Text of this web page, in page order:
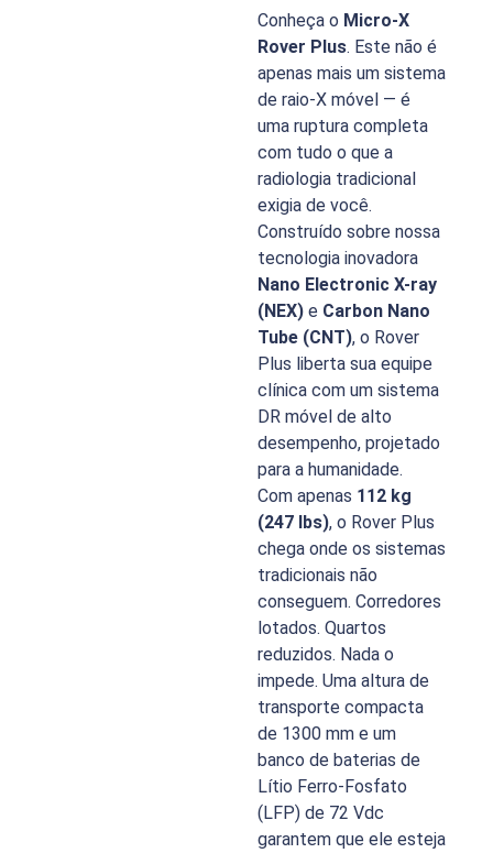
Conheça o Micro-X
Rover Plus. Este não é
apenas mais um sistema
de raio-X móvel — é
uma ruptura completa
com tudo o que a
radiologia tradicional
exigia de você.
Construído sobre nossa
tecnologia inovadora
Nano Electronic X-ray
(NEX) e Carbon Nano
Tube (CNT), o Rover
Plus liberta sua equipe
clínica com um sistema
DR móvel de alto
desempenho, projetado
para a humanidade.
Com apenas 112 kg
(247 lbs), o Rover Plus
chega onde os sistemas
tradicionais não
conseguem. Corredores
lotados. Quartos
reduzidos. Nada o
impede. Uma altura de
transporte compacta
de 1300 mm e um
banco de baterias de
Lítio Ferro-Fosfato
(LFP) de 72 Vdc
garantem que ele esteja